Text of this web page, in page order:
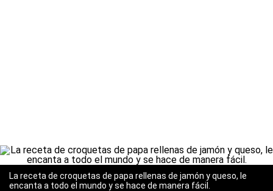
La receta de croquetas de papa rellenas de jamón y queso, le
encanta a todo el mundo y se hace de manera fácil.